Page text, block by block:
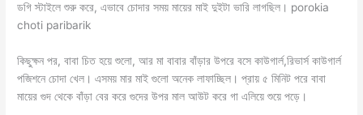
ডগি স্টাইলে শুরু করে, এভাবে চোদার সময় মায়ের মাই দুইটা ভারি লাগছিল। porokia
choti paribarik
কিছুক্ষন পর, বাবা চিত হয়ে শুলো, আর মা বাবার বাঁড়ার উপরে বসে কাউগার্ল,রিভার্স কাউগার্ল
পজিশনে চোদা খেল। এসময় মার মাই গুলো অনেক লাফাচ্ছিল। প্রায় ৫ মিনিট পরে বাবা
মায়ের গুদ থেকে বাঁড়া বের করে গুদের উপর মাল আউট করে গা এলিয়ে শুয়ে পড়ে।